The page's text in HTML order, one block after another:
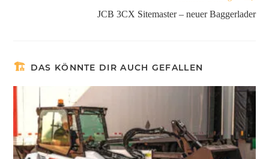
JCB 3CX Sitemaster – neuer Baggerlader
DAS KÖNNTE DIR AUCH GEFALLEN